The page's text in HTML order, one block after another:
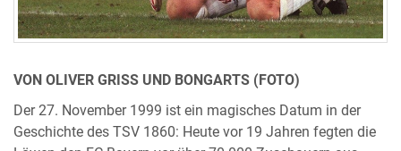
VON OLIVER GRISS UND BONGARTS (FOTO)
Der 27. November 1999 ist ein magisches Datum in der
Geschichte des TSV 1860: Heute vor 19 Jahren fegten die